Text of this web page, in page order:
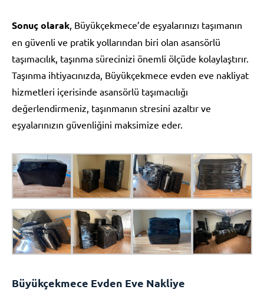
Sonuç olarak , Büyükçekmece’de eşyalarınızı taşımanın
en güvenli ve pratik yollarından biri olan asansörlü
taşımacılık, taşınma sürecinizi önemli ölçüde kolaylaştırır.
Taşınma ihtiyacınızda, Büyükçekmece evden eve nakliyat
hizmetleri içerisinde asansörlü taşımacılığı
değerlendirmeniz, taşınmanın stresini azaltır ve
eşyalarınızın güvenliğini maksimize eder.
Büyükçekmece Evden Eve Nakliye